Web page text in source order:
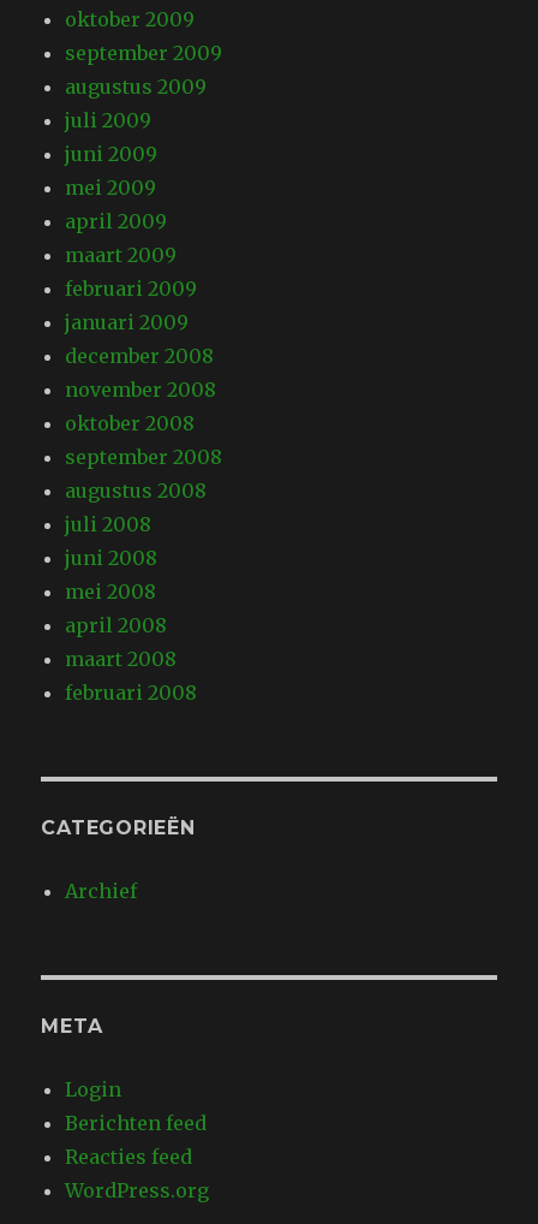
oktober 2009
september 2009
augustus 2009
juli 2009
juni 2009
mei 2009
april 2009
maart 2009
februari 2009
januari 2009
december 2008
november 2008
oktober 2008
september 2008
augustus 2008
juli 2008
juni 2008
mei 2008
april 2008
maart 2008
februari 2008
CATEGORIEËN
Archief
META
Login
Berichten feed
Reacties feed
WordPress.org